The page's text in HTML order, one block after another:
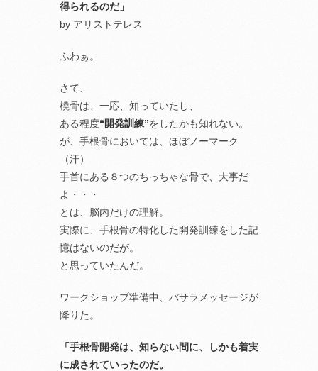
得られるのだ」
by アリストテレス
ふわぁ。
さて、
橈骨は、一応、知っていたし、
ある程度“開発訓練”をしたかも知れない。
が、手根骨においては、ほぼノーマーク
（汗）
手首にある８つのちっちゃな骨で、大事だ
よ・・・
とは、脳内だけの理解。
実際に、手根骨の特化した開発訓練をした記
憶はないのだが。
と思っていたんだ。
ワークショップ準備中、バサラメッセージが
降りた。
「手根骨開発は、知らない間に、しかも着実
に成されていったのだ。